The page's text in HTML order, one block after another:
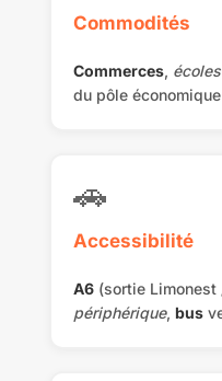
Commodités
Commerces, écoles
du pôle économique
🚗
Accessibilité
A6(sortie Limonest
périphérique, bus